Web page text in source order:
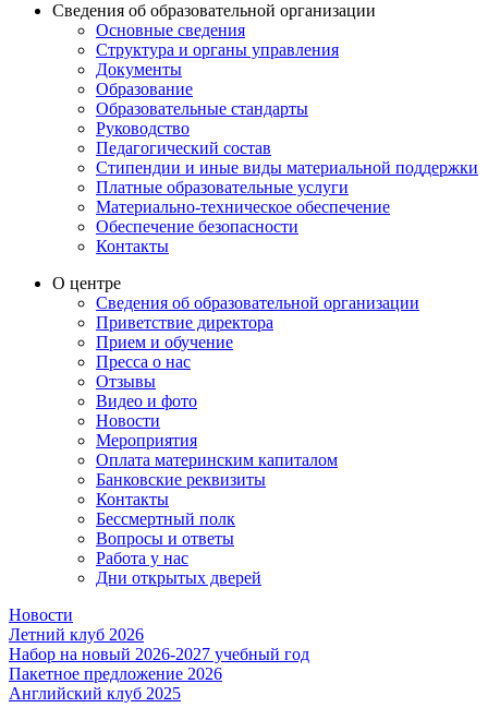
Сведения об образовательной организации
Основные сведения
Структура и органы управления
Документы
Образование
Образовательные стандарты
Руководство
Педагогический состав
Стипендии и иные виды материальной поддержки
Платные образовательные услуги
Материально-техническое обеспечение
Обеспечение безопасности
Контакты
О центре
Сведения об образовательной организации
Приветствие директора
Прием и обучение
Пресса о нас
Отзывы
Видео и фото
Новости
Мероприятия
Оплата материнским капиталом
Банковские реквизиты
Контакты
Бессмертный полк
Вопросы и ответы
Работа у нас
Дни открытых дверей
Новости
Летний клуб 2026
Набор на новый 2026-2027 учебный год
Пакетное предложение 2026
Английский клуб 2025